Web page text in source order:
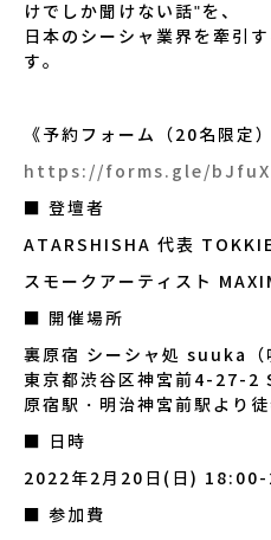
けでしか聞けない話"を、
日本のシーシャ業界を牽引
す。
《予約フォーム（20名限定）
https://forms.gle/
■ 登壇者
ATARSHISHA 代表
スモークアーティスト
■ 開催場所
裏原宿 シーシャ処 suuka（
東京都渋谷区神宮前4-27-
原宿駅・明治神宮前駅より
■ 日時
2022年2月20日(日)
■ 参加費